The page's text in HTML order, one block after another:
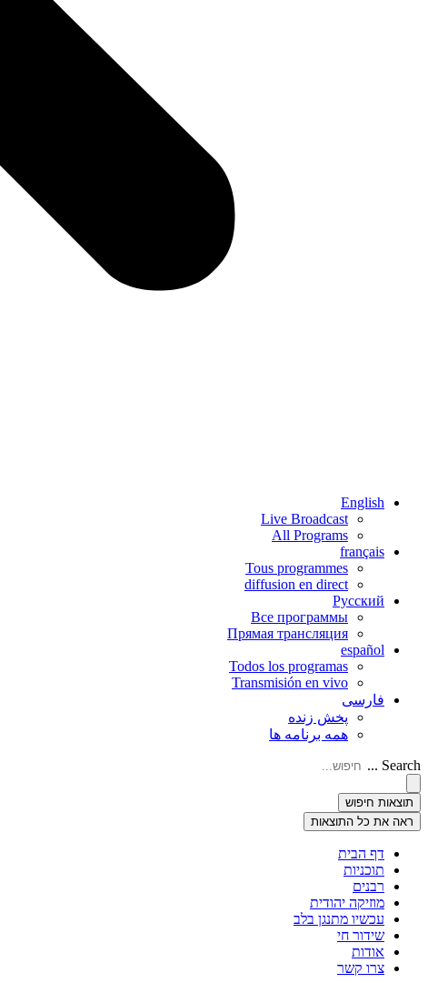
English
Live Broadcast
All Programs
français
Tous programmes
diffusion en direct
Русский
Все программы
Прямая трансляция
español
Todos los programas
Transmisión en vivo
فارسی
پخش زنده
همه برنامه ها
Search ...
תוצאות חיפוש
ראה את כל התוצאות
דף הבית
תוכניות
רבנים
מוזיקה יהודית
עכשיו מתנגן בלב
שידור חי
אודות
צרו קשר